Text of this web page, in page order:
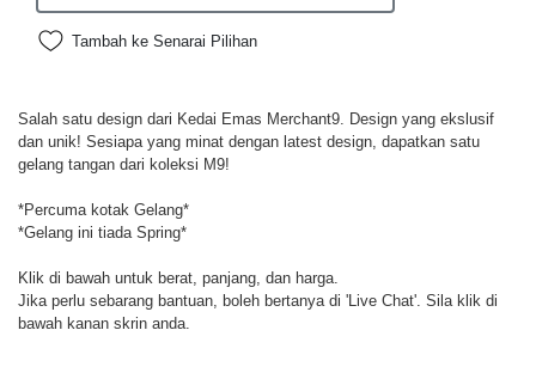
Tambah ke Senarai Pilihan
Salah satu design dari Kedai Emas Merchant9. Design yang ekslusif
dan unik! Sesiapa yang minat dengan latest design, dapatkan satu
gelang tangan dari koleksi M9!
*Percuma kotak Gelang*
*Gelang ini tiada Spring*
Klik di bawah untuk berat, panjang, dan harga.
Jika perlu sebarang bantuan, boleh bertanya di 'Live Chat'. Sila klik di
bawah kanan skrin anda.